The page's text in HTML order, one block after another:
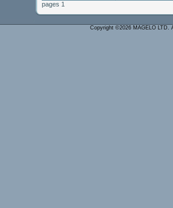
pages 1
Copyright ©2026 MAGELO LTD.